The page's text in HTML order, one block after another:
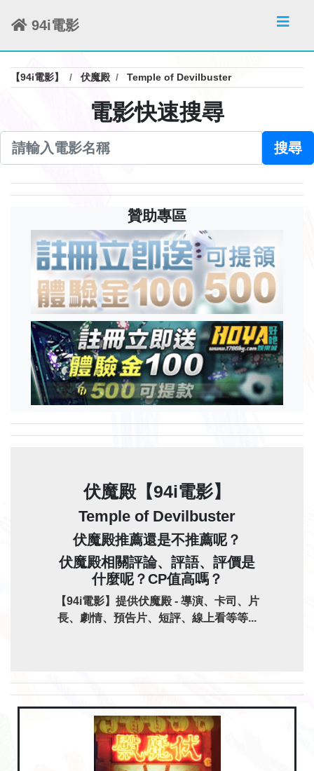
94i電影
【94i電影】 伏魔殿 Temple of Devilbuster
電影快速搜尋
搜尋
贊助專區
伏魔殿【94i電影】
Temple of Devilbuster
伏魔殿推薦還是不推薦呢？
伏魔殿相關評論、評語、評價是
什麼呢？CP值高嗎？
【94i電影】提供伏魔殿 - 導演、卡司、片
長、劇情、預告片、短評、線上看等等...